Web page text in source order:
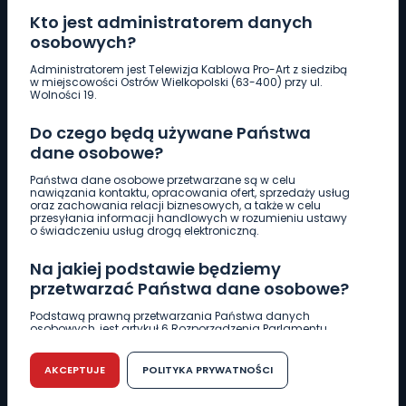
Kto jest administratorem danych
osobowych?
Administratorem jest Telewizja Kablowa Pro-Art z siedzibą
w miejscowości Ostrów Wielkopolski (63-400) przy ul.
Wolności 19.
Do czego będą używane Państwa
dane osobowe?
Państwa dane osobowe przetwarzane są w celu
nawiązania kontaktu, opracowania ofert, sprzedaży usług
oraz zachowania relacji biznesowych, a także w celu
przesyłania informacji handlowych w rozumieniu ustawy
o świadczeniu usług drogą elektroniczną.
Na jakiej podstawie będziemy
przetwarzać Państwa dane osobowe?
Podstawą prawną przetwarzania Państwa danych
osobowych, jest artykuł 6 Rozporządzenia Parlamentu
r. w sprawie ochrony osób fizycznych w związku z
przetwarzaniem danych osobowych w sprawie
swobodnego przepływu takich danych oraz uchylenia
dyrektywy 95/46/WE (RODO).
AKCEPTUJE POLITYKA PRYWATNOŚCI
Pobierz logotyp
661 997 997
REDAKCJA
62 735 22 22redakcja@wlkp24.info
DZIAŁ REKLAMY
62 735 01 85 reklama@wlkp24.info
WIADOMOŚCI
CIEKAWOSTKI